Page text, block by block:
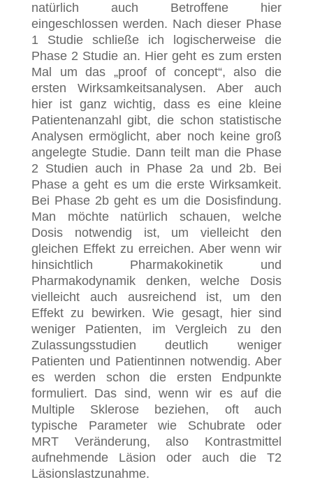
natürlich auch Betroffene hier
eingeschlossen werden. Nach dieser Phase
1 Studie schließe ich logischerweise die
Phase 2 Studie an. Hier geht es zum ersten
Mal um das „proof of concept“, also die
ersten Wirksamkeitsanalysen. Aber auch
hier ist ganz wichtig, dass es eine kleine
Patientenanzahl gibt, die schon statistische
Analysen ermöglicht, aber noch keine groß
angelegte Studie. Dann teilt man die Phase
2 Studien auch in Phase 2a und 2b. Bei
Phase a geht es um die erste Wirksamkeit.
Bei Phase 2b geht es um die Dosisfindung.
Man möchte natürlich schauen, welche
Dosis notwendig ist, um vielleicht den
gleichen Effekt zu erreichen. Aber wenn wir
hinsichtlich Pharmakokinetik und
Pharmakodynamik denken, welche Dosis
vielleicht auch ausreichend ist, um den
Effekt zu bewirken. Wie gesagt, hier sind
weniger Patienten, im Vergleich zu den
Zulassungsstudien deutlich weniger
Patienten und Patientinnen notwendig. Aber
es werden schon die ersten Endpunkte
formuliert. Das sind, wenn wir es auf die
Multiple Sklerose beziehen, oft auch
typische Parameter wie Schubrate oder
MRT Veränderung, also Kontrastmittel
aufnehmende Läsion oder auch die T2
Läsionslastzunahme.